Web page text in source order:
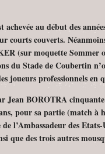
au début des
couverts.
(sur moquette Sommer
du Stade de Coubertin
joueurs professionnels en
Jean BOROTRA
pour sa partie (match
l’Ambassadeur des
que des trois autres